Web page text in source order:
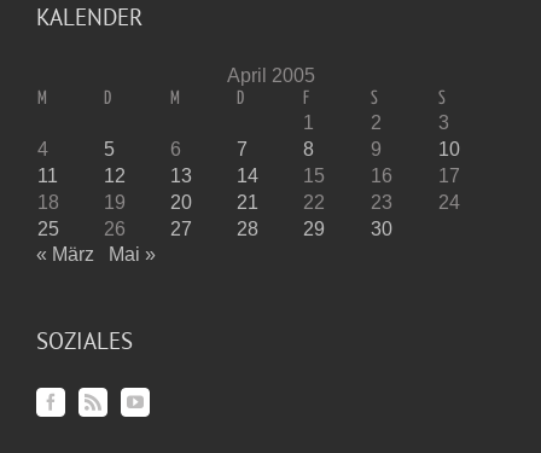
KALENDER
April 2005
M D M D F S S
1 2
3
4
5 6 7 8 9
10
11
12 13 14 15 16
17
18
19 20 21 22 23
24
25
26 27 28 29
30
« März
Mai »
SOZIALES